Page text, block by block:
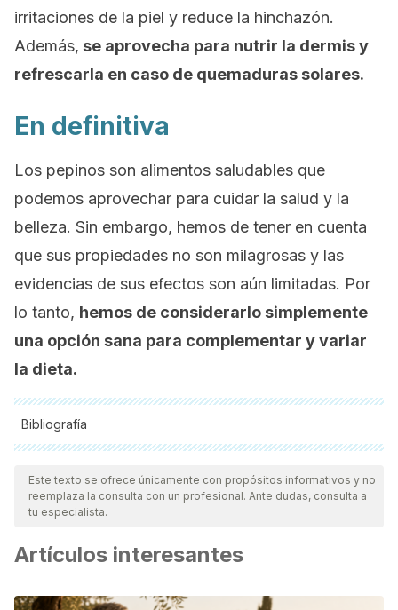
irritaciones de la piel y reduce la hinchazón.
Además, se aprovecha para nutrir la dermis y
refrescarla en caso de quemaduras solares.
En definitiva
Los pepinos son alimentos saludables que
podemos aprovechar para cuidar la salud y la
belleza. Sin embargo, hemos de tener en cuenta
que sus propiedades no son milagrosas y las
evidencias de sus efectos son aún limitadas. Por
lo tanto, hemos de considerarlo simplemente
una opción sana para complementar y variar
la dieta.
Bibliografía
Todas las fuentes citadas fueron revisadas a profundidad por
nuestro equipo, para asegurar su calidad, confiabilidad,
vigencia y validez.La bibliografía de este artículo fue
científica.
Kumar D, Kumar S, Singh J, et al. Free Radical Scavenging
and Analgesic Activities of Cucumis sativus L. Fruit Extract.
Este texto se ofrece únicamente con propósitos informativos y no
reemplaza la consulta con un profesional. Ante dudas, consulta a
tu especialista.
Artículos interesantes